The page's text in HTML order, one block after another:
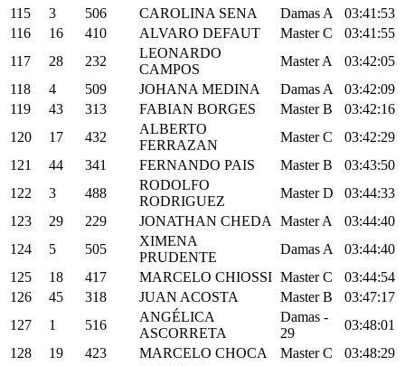
115
3 506 CAROLINA SENA Damas A
03:41:53
116
16 410 ALVARO DEFAUT Master C
03:41:55
117
28 232
LEONARDO
CAMPOS
Master A
03:42:05
118
4 509 JOHANA MEDINA Damas A
03:42:09
119
43 313 FABIAN BORGES Master B
03:42:16
120
17 432
ALBERTO
FERRAZAN
Master C
03:42:29
121
44 341 FERNANDO PAIS Master B
03:43:50
122
3 488
RODOLFO
RODRIGUEZ
Master D
03:44:33
123
29 229 JONATHAN CHEDA Master A
03:44:40
124
5 505
XIMENA
PRUDENTE
Damas A
03:44:40
125
18 417 MARCELO CHIOSSI Master C
03:44:54
126
45 318 JUAN ACOSTA Master B
03:47:17
127
1 516
ANGÉLICA
ASCORRETA
Damas -
29
03:48:01
128
19 423 MARCELO CHOCA Master C
03:48:29